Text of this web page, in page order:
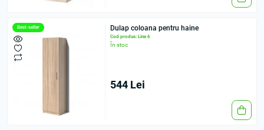
Best-seller Dulap coloana pentru haine
Cod produs: Line 6
În stoc
544 Lei